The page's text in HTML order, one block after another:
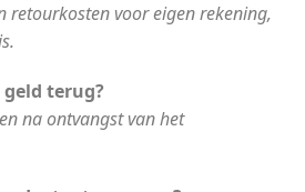
retourkosten voor eigen rekening,
terug?
na ontvangst van het